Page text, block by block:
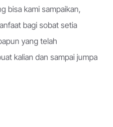
bisa kami sampaikan,
bagi sobat setia
yang telah
kalian dan sampai jumpa